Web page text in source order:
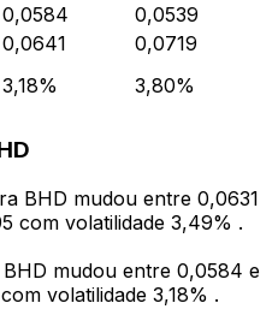
0,0584
0,0539
0,0641
0,0719
3,18% 3,80%
BHD mudou entre 0,0631
com volatilidade 3,49% .
mudou entre 0,0584 e
volatilidade 3,18% .